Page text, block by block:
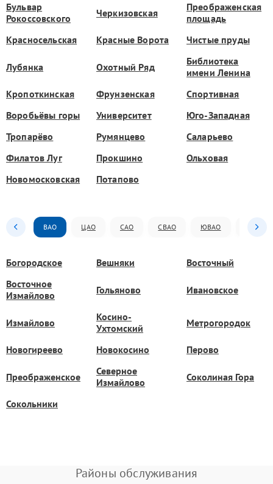
Бульвар
Рокоссовского
Черкизовская
Преображенская
площадь
Красносельская
Красные Ворота Чистые пруды
Лубянка Охотный Ряд
Библиотека
имени Ленина
Кропоткинская
Фрунзенская
Спортивная
Воробьёвы горы
Университет
Юго-Западная
Тропарёво
Румянцево
Саларьево
Филатов Луг
Прокшино
Ольховая
Новомосковская
Потапово
ВАО ЦАО САО СВАО ЮВАО ЮАО
Богородское Вешняки
Восточный
Восточное
Измайлово
Гольяново Ивановское
Измайлово
Косино-
Ухтомский
Метрогородок
Новогиреево Новокосино Перово
Преображенское
Северное
Измайлово
Соколиная Гора
Сокольники
Районы обслуживания